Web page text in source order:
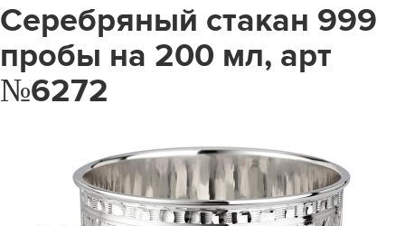
Серебряный стакан 999
пробы на 200 мл, арт
№6272